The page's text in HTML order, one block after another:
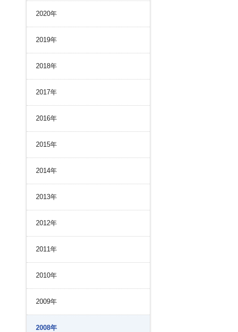
2020年
2019年
2018年
2017年
2016年
2015年
2014年
2013年
2012年
2011年
2010年
2009年
2008年